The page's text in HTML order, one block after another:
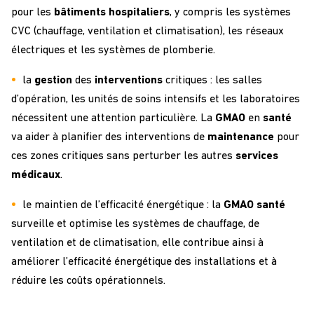
pour les bâtiments hospitaliers, y compris les systèmes
CVC (chauffage, ventilation et climatisation), les réseaux
électriques et les systèmes de plomberie.
la gestion des interventions critiques : les salles
d’opération, les unités de soins intensifs et les laboratoires
nécessitent une attention particulière. La GMAO en santé
va aider à planifier des interventions de maintenance pour
ces zones critiques sans perturber les autres services
médicaux.
le maintien de l’efficacité énergétique : la GMAO santé
surveille et optimise les systèmes de chauffage, de
ventilation et de climatisation, elle contribue ainsi à
améliorer l’efficacité énergétique des installations et à
réduire les coûts opérationnels.